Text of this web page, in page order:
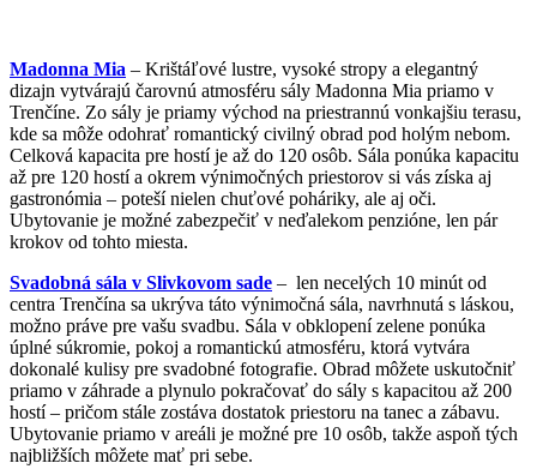
Madonna Mia – Krištáľové lustre, vysoké stropy a elegantný
dizajn vytvárajú čarovnú atmosféru sály Madonna Mia priamo v
Trenčíne. Zo sály je priamy východ na priestrannú vonkajšiu terasu,
kde sa môže odohrať romantický civilný obrad pod holým nebom.
Celková kapacita pre hostí je až do 120 osôb. Sála ponúka kapacitu
až pre 120 hostí a okrem výnimočných priestorov si vás získa aj
gastronómia – poteší nielen chuťové poháriky, ale aj oči.
Ubytovanie je možné zabezpečiť v neďalekom penzióne, len pár
krokov od tohto miesta.
Svadobná sála v Slivkovom sade – len necelých 10 minút od
centra Trenčína sa ukrýva táto výnimočná sála, navrhnutá s láskou,
možno práve pre vašu svadbu. Sála v obklopení zelene ponúka
úplné súkromie, pokoj a romantickú atmosféru, ktorá vytvára
dokonalé kulisy pre svadobné fotografie. Obrad môžete uskutočniť
priamo v záhrade a plynulo pokračovať do sály s kapacitou až 200
hostí – pričom stále zostáva dostatok priestoru na tanec a zábavu.
Ubytovanie priamo v areáli je možné pre 10 osôb, takže aspoň tých
najbližších môžete mať pri sebe.